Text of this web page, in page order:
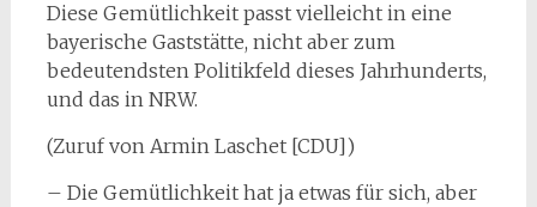
Diese Gemütlichkeit passt vielleicht in eine
bayerische Gaststätte, nicht aber zum
bedeutendsten Politikfeld dieses Jahrhunderts,
und das in NRW.
(Zuruf von Armin Laschet [CDU])
– Die Gemütlichkeit hat ja etwas für sich, aber